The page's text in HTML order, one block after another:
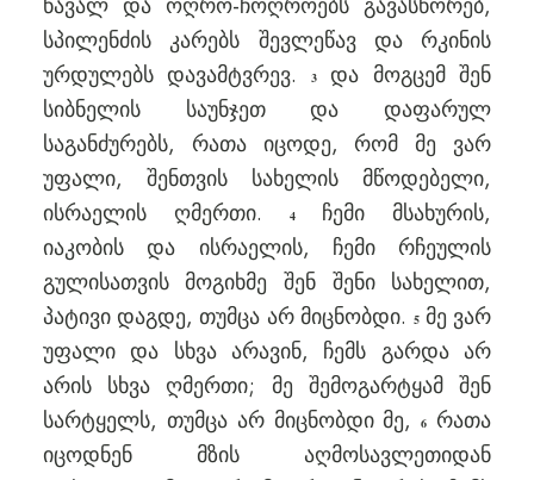
სპილენძის კარებს შევლეწავ და რკინის
ურდულებს დავამტვრევ.
3და მოგცემ შენ
სიბნელის საუნჯეთ და დაფარულ
საგანძურებს, რათა იცოდე, რომ მე ვარ
უფალი, შენთვის სახელის მწოდებელი,
ისრაელის ღმერთი.
4ჩემი მსახურის,
იაკობის და ისრაელის, ჩემი რჩეულის
გულისათვის მოგიხმე შენ შენი სახელით,
პატივი დაგდე, თუმცა არ მიცნობდი. 5მე ვარ
უფალი და სხვა არავინ, ჩემს გარდა არ
არის სხვა ღმერთი; მე შემოგარტყამ შენ
სარტყელს, თუმცა არ მიცნობდი მე,6
რათა
იცოდნენ მზის აღმოსავლეთიდან